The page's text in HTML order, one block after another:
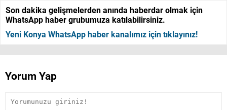
Son dakika gelişmelerden anında haberdar olmak için
WhatsApp haber grubumuza katılabilirsiniz.
Yeni Konya WhatsApp haber kanalımız için tıklayınız!
Yorum Yap